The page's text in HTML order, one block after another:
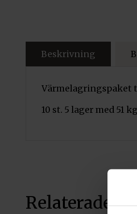
Beskrivning
Värmelagringspaket
10 st. 5 lager med 51
Relaterade